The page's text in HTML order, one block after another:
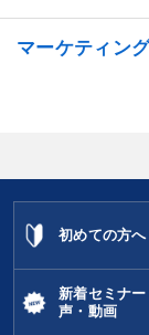
マーケティン
初めての方へ
新着セミナ
声・動画